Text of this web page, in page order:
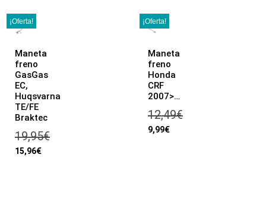
¡Oferta!
Maneta
freno
GasGas
EC,
Huqsvarna
TE/FE
Braktec
19,95€
15,96€
¡Oferta!
Maneta
freno
Honda
CRF
2007>…
12,49€
9,99€